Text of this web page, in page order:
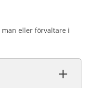
eller förvaltare i